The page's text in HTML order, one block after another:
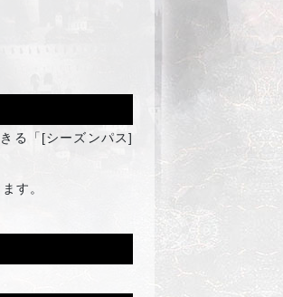
る「[シーズンパス]
す。